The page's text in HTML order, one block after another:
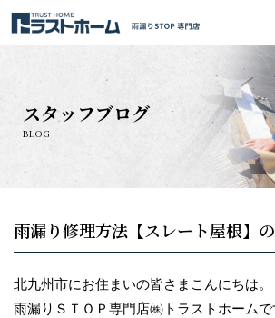
雨漏りの基礎知識
お問い合わせ
スタッフブログ
BLOG
雨漏り修理方法【スレート屋根】
北九州市にお住まいの皆さまこんにちは。
雨漏りＳＴＯＰ専門店㈱トラストホームで